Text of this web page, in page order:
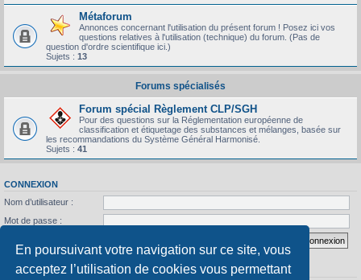
En poursuivant votre navigation sur ce site, vous
acceptez l’utilisation de cookies vous permettant
Métaforum
Annonces concernant l'utilisation du présent forum ! Posez ici vos
questions relatives à l'utilisation (technique) du forum. (Pas de
question d'ordre scientifique ici.)
Sujets : 13
Forums spécialisés
Forum spécial Règlement CLP/SGH
Pour des questions sur la Réglementation européenne de
classification et étiquetage des substances et mélanges, basée sur
les recommandations du Système Général Harmonisé.
Sujets : 41
CONNEXION
Nom d’utilisateur :
Mot de passe :
STATISTIQUES